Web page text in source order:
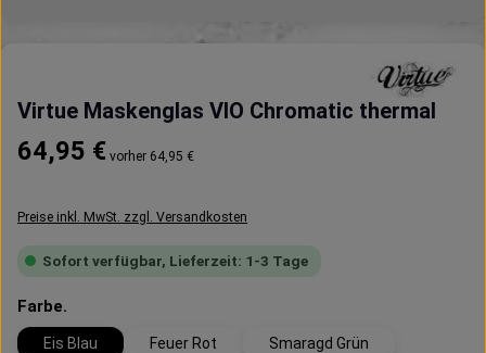
Virtue Maskenglas VIO Chromatic thermal
Regulärer Preis:
64,95 € vorher 64,95 €
Preise inkl. MwSt. zzgl. Versandkosten
Sofort verfügbar, Lieferzeit: 1-3 Tage
Farbe.
Eis Blau Feuer Rot
Smaragd Grün